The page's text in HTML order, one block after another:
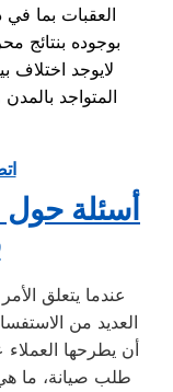
العقبات بما في
بوجوده
لايوجد اختلاف
المتواجد
عندما يتعلق
العديد من
أن يطرحها
طلب صيانة، ما هي